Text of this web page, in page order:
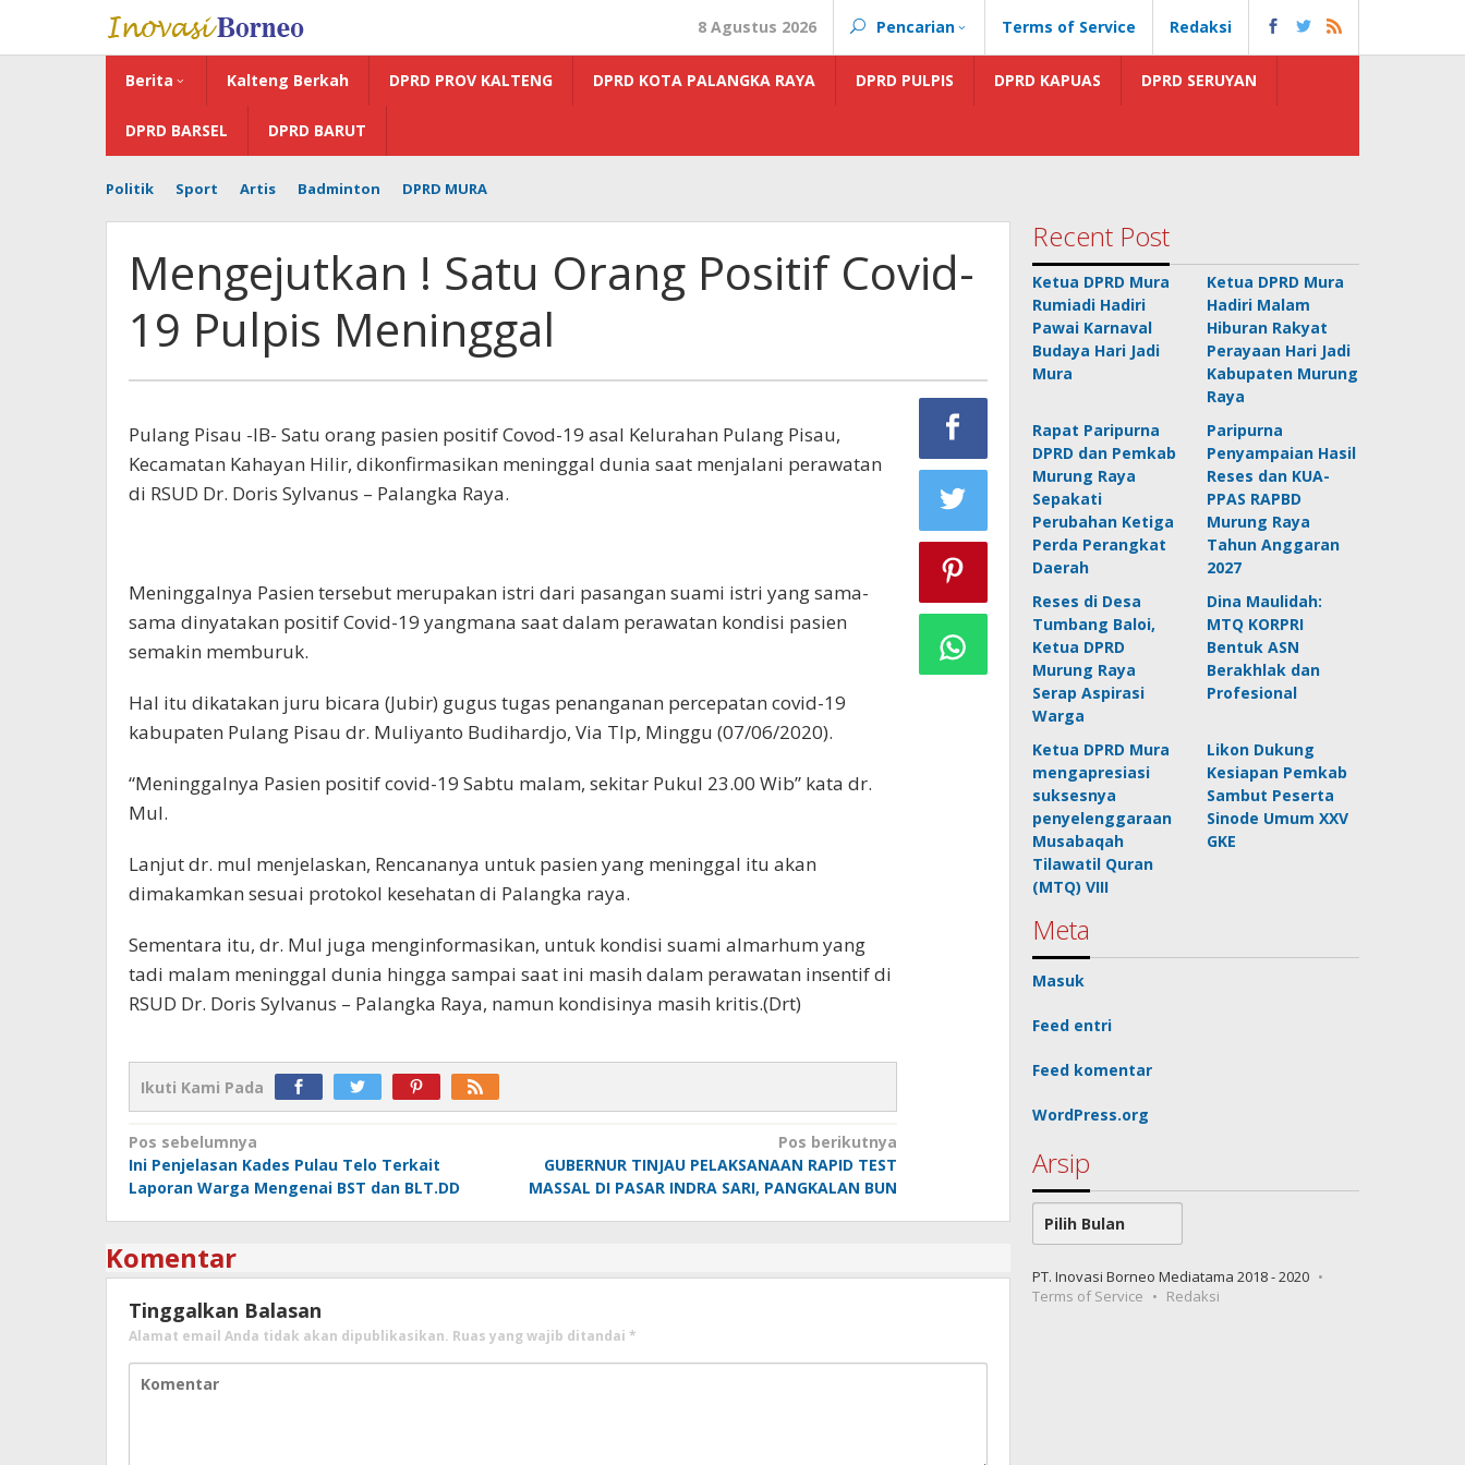
konten
8 Agustus 2026 Pencarian Terms of Service Redaksi
Berita Kalteng Berkah DPRD PROV KALTENG DPRD KOTA PALANGKA RAYA DPRD PULPIS DPRD KAPUAS DPRD SERUYAN
DPRD BARSEL DPRD BARUT
Politik Sport Artis Badminton DPRD MURA
Mengejutkan ! Satu Orang Positif Covid-
19 Pulpis Meninggal
Pulang Pisau -IB- Satu orang pasien positif Covod-19 asal Kelurahan Pulang Pisau,
Kecamatan Kahayan Hilir, dikonfirmasikan meninggal dunia saat menjalani perawatan
di RSUD Dr. Doris Sylvanus – Palangka Raya.
Meninggalnya Pasien tersebut merupakan istri dari pasangan suami istri yang sama-
sama dinyatakan positif Covid-19 yangmana saat dalam perawatan kondisi pasien
semakin memburuk.
Hal itu dikatakan juru bicara (Jubir) gugus tugas penanganan percepatan covid-19
kabupaten Pulang Pisau dr. Muliyanto Budihardjo, Via Tlp, Minggu (07/06/2020).
“Meninggalnya Pasien positif covid-19 Sabtu malam, sekitar Pukul 23.00 Wib” kata dr.
Mul.
Lanjut dr. mul menjelaskan, Rencananya untuk pasien yang meninggal itu akan
dimakamkan sesuai protokol kesehatan di Palangka raya.
Sementara itu, dr. Mul juga menginformasikan, untuk kondisi suami almarhum yang
tadi malam meninggal dunia hingga sampai saat ini masih dalam perawatan insentif di
RSUD Dr. Doris Sylvanus – Palangka Raya, namun kondisinya masih kritis.(Drt)
Ikuti Kami Pada
Navigasi
pos
Pos sebelumnya
Ini Penjelasan Kades Pulau Telo Terkait
Laporan Warga Mengenai BST dan BLT.DD
Pos berikutnya
GUBERNUR TINJAU PELAKSANAAN RAPID TEST
MASSAL DI PASAR INDRA SARI, PANGKALAN BUN
Komentar
Tinggalkan Balasan
Alamat email Anda tidak akan dipublikasikan. Ruas yang wajib ditandai *
Recent Post
Ketua DPRD Mura
Rumiadi Hadiri
Pawai Karnaval
Budaya Hari Jadi
Mura
Ketua DPRD Mura
Hadiri Malam
Hiburan Rakyat
Perayaan Hari Jadi
Kabupaten Murung
Raya
Rapat Paripurna
DPRD dan Pemkab
Murung Raya
Sepakati
Perubahan Ketiga
Perda Perangkat
Daerah
Paripurna
Penyampaian Hasil
Reses dan KUA-
PPAS RAPBD
Murung Raya
Tahun Anggaran
2027
Reses di Desa
Tumbang Baloi,
Ketua DPRD
Murung Raya
Serap Aspirasi
Warga
Dina Maulidah:
MTQ KORPRI
Bentuk ASN
Berakhlak dan
Profesional
Ketua DPRD Mura
mengapresiasi
suksesnya
penyelenggaraan
Musabaqah
Tilawatil Quran
(MTQ) VIII
Likon Dukung
Kesiapan Pemkab
Sambut Peserta
Sinode Umum XXV
GKE
Meta
Masuk
Feed entri
Feed komentar
WordPress.org
Arsip
Arsip
PT. Inovasi Borneo Mediatama 2018 - 2020
Terms of Service
Redaksi